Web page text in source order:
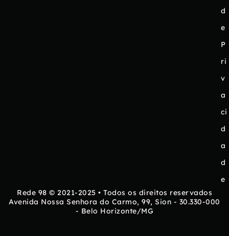
d
e
P
ri
v
a
ci
d
a
d
e
Rede 98 © 2021-2025 • Todos os direitos reservados
Avenida Nossa Senhora do Carmo, 99, Sion - 30.330-000
- Belo Horizonte/MG